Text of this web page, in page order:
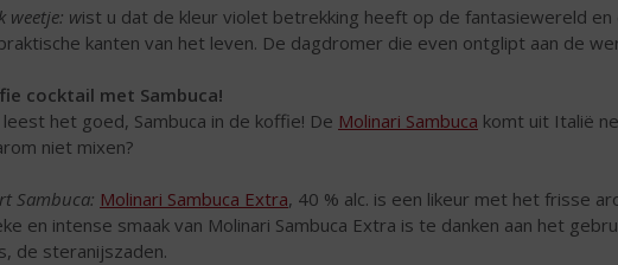
weetje: wist u dat de kleur violet betrekking heeft op de fantasiewereld
kanten van het leven. De dagdromer die even ontglipt aan de
cocktail met Sambuca!
leest het goed, Sambuca in de koffie! De Molinari Sambuca komt uit Italië
niet mixen?
Sambuca: Molinari Sambuca Extra, 40 % alc. is een likeur met het frisse
en intense smaak van Molinari Sambuca Extra is te danken aan het
de steranijszaden.